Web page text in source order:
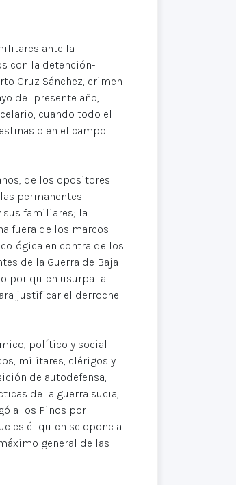
ante la
con la detención-
Cruz Sánchez, crimen
del presente año,
cuando todo el
o en el campo
de los opositores
permanentes
sus familiares; la
fuera de los marcos
en contra de los
de la Guerra de Baja
por quien usurpa la
justificar el derroche
político y social
militares, clérigos y
de autodefensa,
de la guerra sucia,
a los Pinos por
es él quien se opone a
general de las